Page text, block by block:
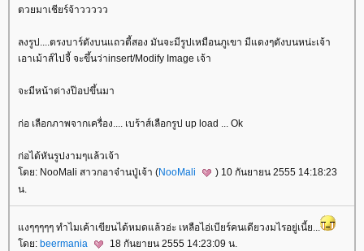
ตวยมาเชียร์จ้าววววว
ลงรูป....ตรงบาร์ตังบนแถวตี้สอง มันจะมีรูปเหมือนภูเขา มีแดงๆตังบนหน่ะเจ้า
เอาเม้าส์ไปจี้ จะขึ้นว่าinsert/Modify Image เจ้า
จะมีหน้าต่างป๊อปขึ้นมา
ก่อ เลือกภาพจากเครื่อง.... เบร้าส์เลือกรูป up load ... Ok
ก่อได้หันรูปงามๆแล้วเจ้า
ดย: NooMali สาวกอาจ๋านปู่เจ้า (NooMali
) 10 กันยายน 2555 14:18:23
น.
งๆๆๆๆๆ ทำไมเค้าเขียนได้หมดแล้วอ่ะ เหลือไอ่เบียร์คนเดียวงมไรอยู่เนี้ย...
ดย: beermania 18 กันยายน 2555 14:23:09 น.